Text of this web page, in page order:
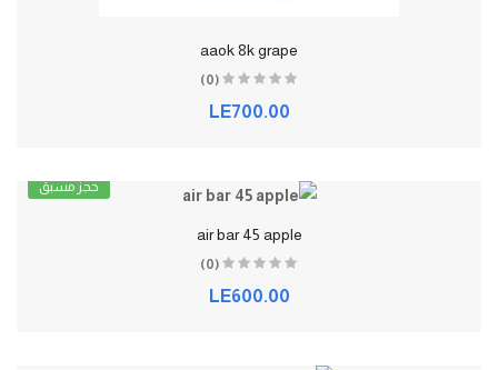
aaok 8k grape
(0)
LE700.00
حجز مسبق
air bar 45 apple
(0)
LE600.00